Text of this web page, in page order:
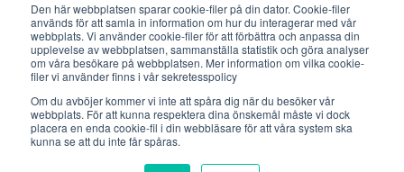
Den här webbplatsen sparar cookie-filer på din dator. Cookie-filer
används för att samla in information om hur du interagerar med vår
webbplats. Vi använder cookie-filer för att förbättra och anpassa din
upplevelse av webbplatsen, sammanställa statistik och göra analyser
om våra besökare på webbplatsen. Mer information om vilka cookie-
filer vi använder finns i vår sekretesspolicy
Om du avböjer kommer vi inte att spåra dig när du besöker vår
webbplats. För att kunna respektera dina önskemål måste vi dock
placera en enda cookie-fil i din webbläsare för att våra system ska
kunna se att du inte får spåras.
300+
engagerade medarbetare
Di-gasell